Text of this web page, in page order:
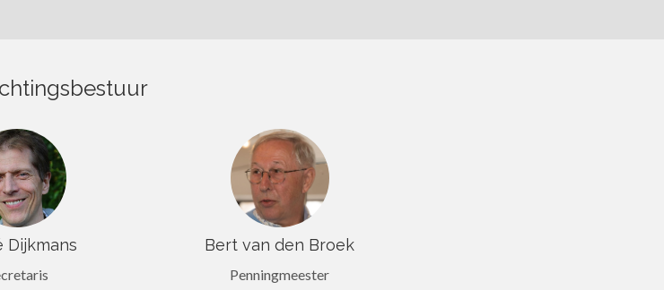
Dijkmans Bert van den Broek
Penningmeester